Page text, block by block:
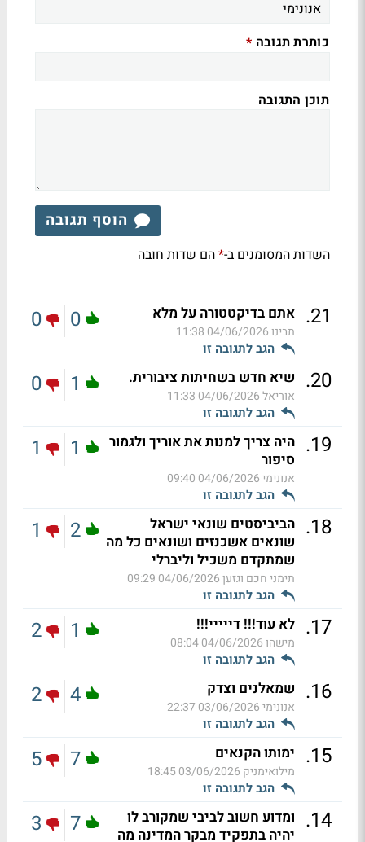
כותרת תגובה *
תוכן התגובה
הוסף תגובה
השדות המסומנים ב-*הם שדות חובה
21
. אתם בדיקטטורה על מלא
תבינו04/06/2026 11:38
הגב לתגובה זו
0
0
20
. שיא חדש בשחיתות ציבורית.
אוריאל04/06/2026 11:33
הגב לתגובה זו
1
0
19
. היה צריך למנות את אוריך ולגמור
סיפור
אנונימי04/06/2026 09:40
הגב לתגובה זו
1
1
18
. הביביסטים שונאי ישראל
שונאים אשכנזים ושונאים כל מה
שמתקדם משכיל וליברלי
תימני חכם וגזען04/06/2026 09:29
הגב לתגובה זו
2
1
17
. לא עוד!!! דייייי!!!
מישהו04/06/2026 08:04
הגב לתגובה זו
1
2
16
. שמאלנים וצדק
אנונימי03/06/2026 22:37
הגב לתגובה זו
4
2
15
. ימותו הקנאים
מילואימניק 03/06/2026 18:45
הגב לתגובה זו
7
5
14
. ומדוע חשוב לביבי שמקורב לו
יהיה בתפקיד מבקר המדינה מה
7
3